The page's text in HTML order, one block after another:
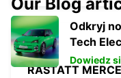
RASTATT
Our Blog
Odkryj
Tech
Dowiedz